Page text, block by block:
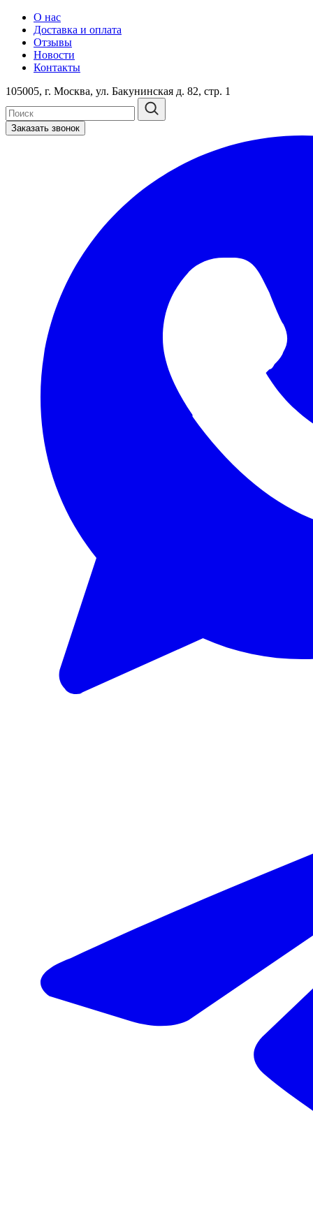
О нас
Доставка и оплата
Отзывы
Новости
Контакты
105005, г. Москва, ул. Бакунинская д. 82, стр. 1
Заказать звонок